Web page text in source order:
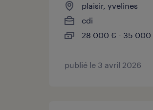
plaisir, yvelines
cdi
28 000 € - 35 000
publié le 3 avril 2026